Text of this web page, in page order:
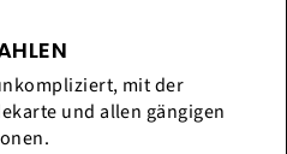
mit der
und allen gängigen